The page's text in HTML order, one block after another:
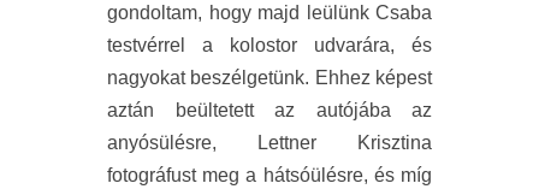
gondoltam, hogy majd leülünk Csaba
testvérrel a kolostor udvarára, és
nagyokat beszélgetünk. Ehhez képest
aztán beültetett az autójába az
anyósülésre, Lettner Krisztina
fotográfust meg a hátsóülésre, és míg